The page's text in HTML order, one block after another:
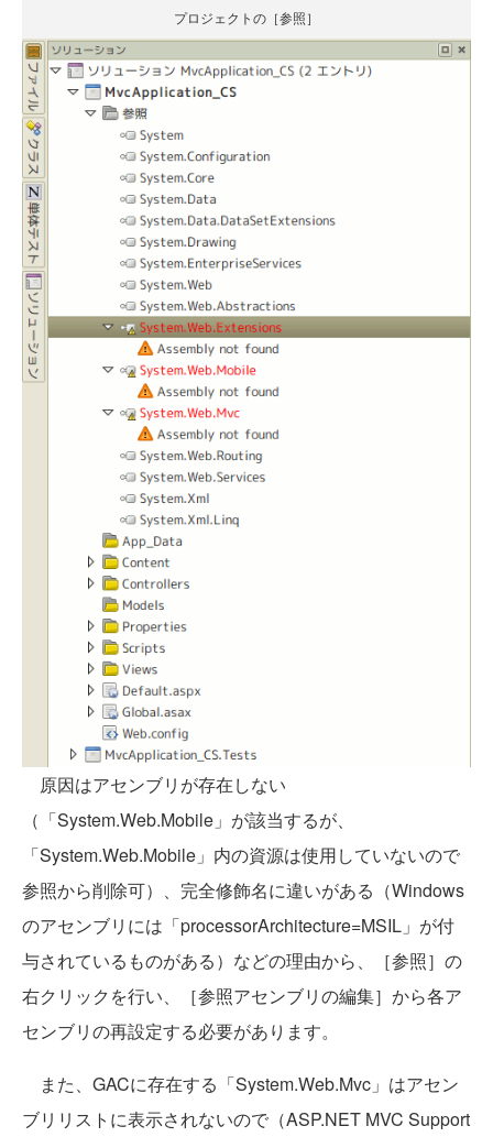
プロジェクトの［参照］
原因はアセンブリが存在しない
（「System.Web.Mobile」が該当するが、
「System.Web.Mobile」内の資源は使用していないので
参照から削除可）、完全修飾名に違いがある（Windows
のアセンブリには「processorArchitecture=MSIL」が付
与されているものがある）などの理由から、［参照］の
右クリックを行い、［参照アセンブリの編集］から各ア
センブリの再設定する必要があります。
また、GACに存在する「System.Web.Mvc」はアセン
ブリリストに表示されないので（ASP.NET MVC Support